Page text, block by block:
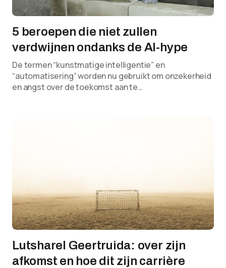
5 beroepen die niet zullen
verdwijnen ondanks de AI-hype
De termen “kunstmatige intelligentie” en
“automatisering” worden nu gebruikt om onzekerheid
en angst over de toekomst aan te…
Lutsharel Geertruida: over zijn
afkomst en hoe dit zijn carrière